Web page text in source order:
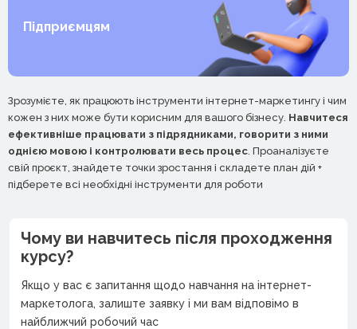
Підприємцям
Зрозумієте, як працюють інструменти інтернет-маркетингу і чим
кожен з них може бути корисним для вашого бізнесу. Навчитеся
ефективніше працювати з підрядниками, говорити з ними
однією мовою і контролювати весь процес . Проаналізуєте
свій проєкт, знайдете точки зростання і складете план дій +
підберете всі необхідні інструменти для роботи
Чому ви навчитесь після проходження
курсу?
Якщо у вас є запитання щодо навчання на інтернет-
маркетолога, залиште заявку і ми вам відповімо в
найближчий робочий час